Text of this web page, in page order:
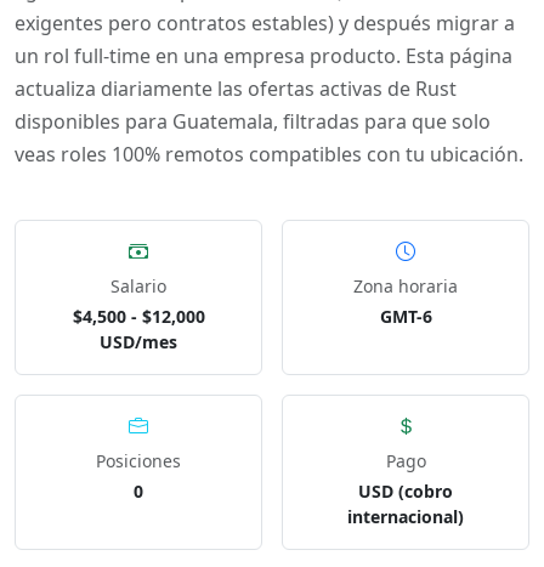
exigentes pero contratos estables) y después migrar a
un rol full-time en una empresa producto. Esta página
actualiza diariamente las ofertas activas de Rust
disponibles para Guatemala, filtradas para que solo
veas roles 100% remotos compatibles con tu ubicación.
Salario
$4,500 - $12,000
USD/mes
Zona horaria
GMT-6
Posiciones
0
Pago
USD (cobro
internacional)